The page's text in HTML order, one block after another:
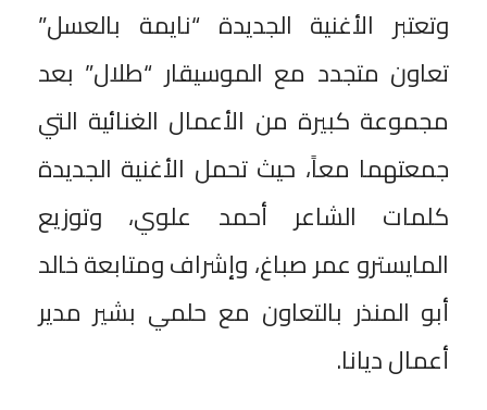
وتعتبر الأغنية الجديدة “نايمة بالعسل”
تعاون متجدد مع الموسيقار “طلال” بعد
مجموعة كبيرة من الأعمال الغنائية التي
جمعتهما معاً، حيث تحمل الأغنية الجديدة
كلمات الشاعر أحمد علوي، وتوزيع
المايسترو عمر صباغ، وإشراف ومتابعة خالد
أبو المنذر بالتعاون مع حلمي بشير مدير
أعمال ديانا.